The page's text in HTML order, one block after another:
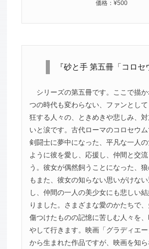
価格：¥500
『砂と手 第五冊「コロセ
シリーズの第五冊です。ここで描
つの時代も変わらない、ファンとし
狂する人々の、ときめきや悲しみ、
いと涙です。古代ローマのコロセウ
剣闘士に夢中になった、平凡な一人
ように彼を愛し、応援し、仲間と交流
う。彼女が偶然飼うことになった、
もまた、彼女の知らない思いがけな
し、仲間の一人の美少女にも悲しい
りました。さまざまな愛のかたちで
傷つけたものの記憶に苦しむ人々を
やして行きます。映画「グラディエ
から生まれた作品ですが、映画を知